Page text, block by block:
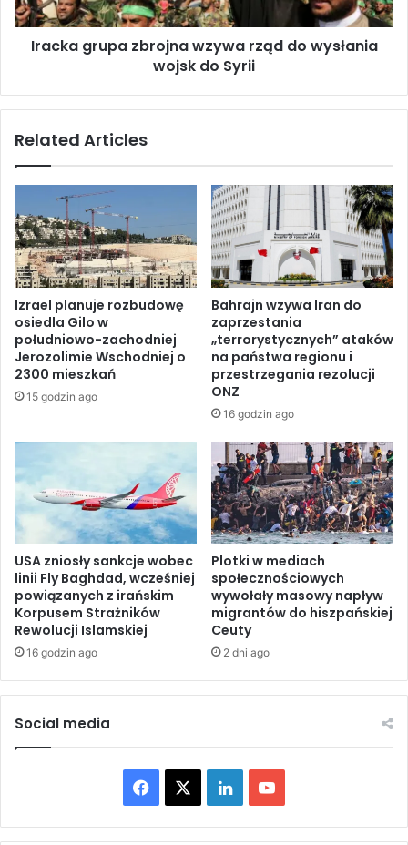
j
a
i
l
n
ą
w
i
z
y
t
ą
r
u
o
w
z
y
w
r
z
ą
d
d
y
s
ł
a
n
i
a
w
o
j
s
k
o
y
r
Iracka grupa zbrojna wzywa rząd do wysłania
wojsk do Syrii
Related Articles
Izrael planuje rozbudowę
osiedla Gilo w
południowo-zachodniej
Jerozolimie Wschodniej o
2300 mieszkań
15 godzin ago
Bahrajn wzywa Iran do
zaprzestania
„terrorystycznych” ataków
na państwa regionu i
przestrzegania rezolucji
ONZ
16 godzin ago
USA zniosły sankcje wobec
linii Fly Baghdad, wcześniej
powiązanych z irańskim
Korpusem Strażników
Rewolucji Islamskiej
16 godzin ago
Plotki w mediach
społecznościowych
wywołały masowy napływ
migrantów do hiszpańskiej
Ceuty
2 dni ago
Social media
a
L
i
o